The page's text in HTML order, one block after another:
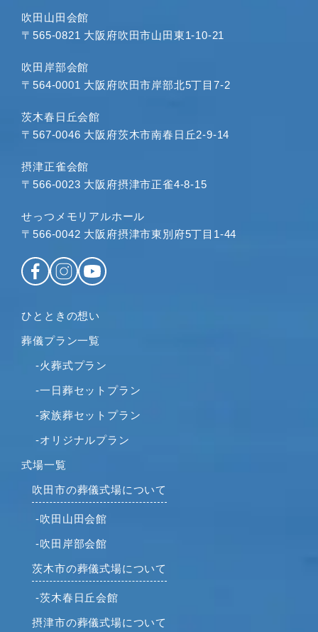
吹田山田会館
〒565-0821 大阪府吹田市山田東1-10-21
吹田岸部会館
〒564-0001 大阪府吹田市岸部北5丁目7-2
茨木春日丘会館
〒567-0046 大阪府茨木市南春日丘2-9-14
摂津正雀会館
〒566-0023 大阪府摂津市正雀4-8-15
せっつメモリアルホール
〒566-0042 大阪府摂津市東別府5丁目1-44
ひとときの想い
葬儀プラン一覧
-火葬式プラン
-一日葬セットプラン
-家族葬セットプラン
-オリジナルプラン
式場一覧
吹田市の葬儀式場について
-吹田山田会館
-吹田岸部会館
茨木市の葬儀式場について
-茨木春日丘会館
摂津市の葬儀式場について